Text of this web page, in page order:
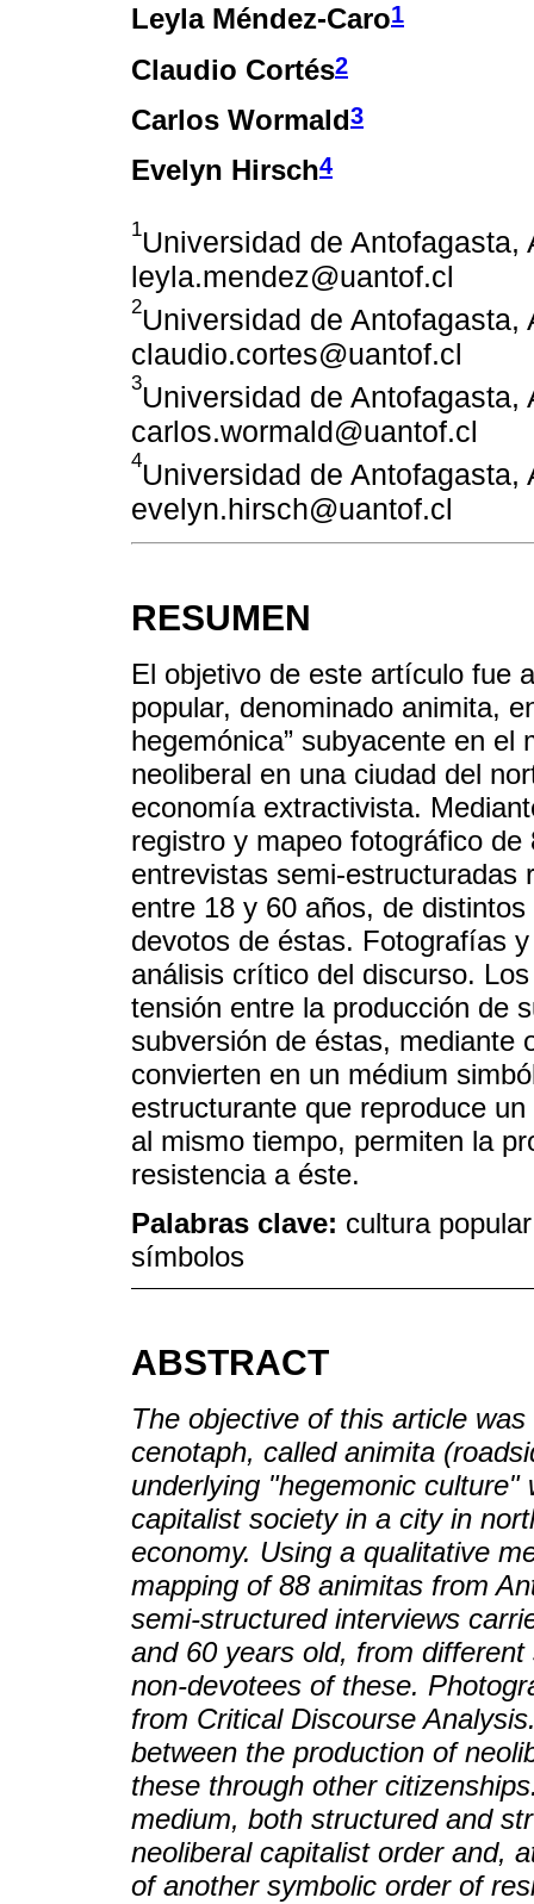
Leyla Méndez-Caro1
Claudio Cortés2
Carlos Wormald3
Evelyn Hirsch4
1Universidad de
leyla.mendez@uantof.cl
2Universidad de
claudio.cortes@uantof.cl
3Universidad de
carlos.wormald@uantof.cl
4Universidad de
evelyn.hirsch@uantof.cl
RESUMEN
El objetivo de este artículo fue
popular, denominado animita,
hegemónica” subyacente en
neoliberal en una ciudad del
economía extractivista.
registro y mapeo fotográfico
entrevistas semi-estructuradas
entre 18 y 60 años, de
devotos de éstas. Fotografías
análisis crítico del discurso.
tensión entre la producción de
subversión de éstas, mediante
convierten en un médium
estructurante que reproduce
al mismo tiempo, permiten la
resistencia a éste.
Palabras clave: cultura
símbolos
ABSTRACT
The objective of this article
cenotaph, called animita
underlying "hegemonic
capitalist society in a city in
economy. Using a qualitative
mapping of 88 animitas from
semi-structured interviews
and 60 years old, from
non-devotees of these.
from Critical Discourse
between the production of
these through other
medium, both structured and
neoliberal capitalist order and,
of another symbolic order of